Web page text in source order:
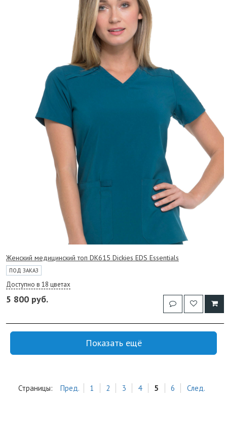
Женский медицинский топ DK615 Dickies EDS Essentials
ПОД ЗАКАЗ
Доступно в 18 цветах
5 800 руб.
Показать ещё
Страницы: Пред. 1 2 3 4 5 6 След.